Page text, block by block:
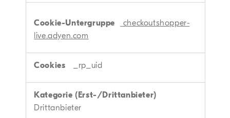
checkoutshopper-
live.adyen.com
_rp_uid
Drittanbieter